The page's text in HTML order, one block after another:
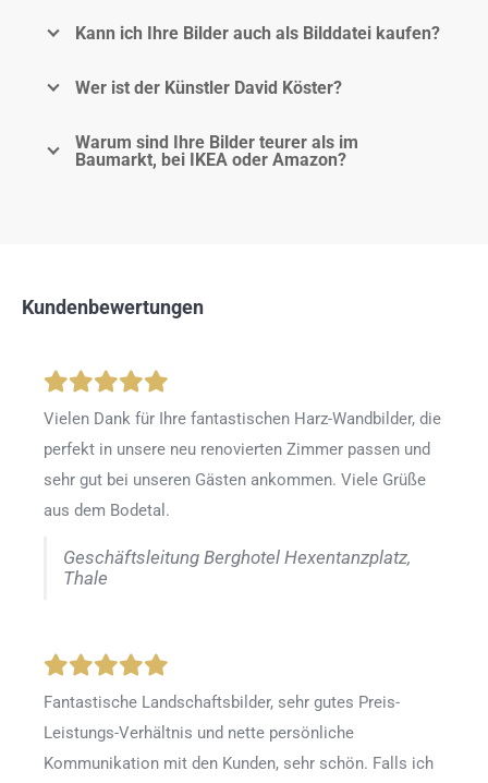
Kann ich Ihre Bilder auch als Bilddatei kaufen?
Wer ist der Künstler David Köster?
Warum sind Ihre Bilder teurer als im
Baumarkt, bei IKEA oder Amazon?
Kundenbewertungen
Vielen Dank für Ihre fantastischen Harz-Wandbilder, die
perfekt in unsere neu renovierten Zimmer passen und
sehr gut bei unseren Gästen ankommen. Viele Grüße
aus dem Bodetal.
Geschäftsleitung Berghotel Hexentanzplatz,
Thale
Fantastische Landschaftsbilder, sehr gutes Preis-
Leistungs-Verhältnis und nette persönliche
Kommunikation mit den Kunden, sehr schön. Falls ich